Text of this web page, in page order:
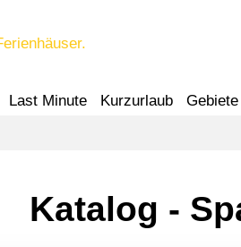
Last Minute Kurzurlaub Gebiete
Katalog -